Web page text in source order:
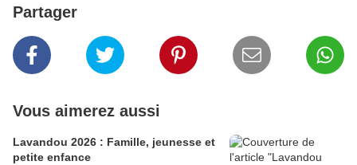
Partager
Vous aimerez aussi
Lavandou 2026 : Famille, jeunesse et
petite enfance